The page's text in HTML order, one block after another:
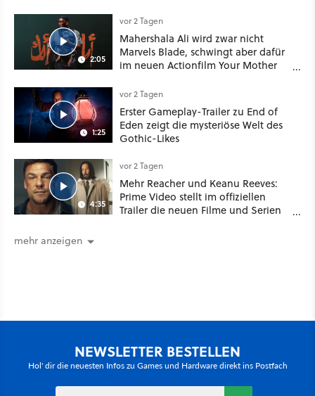
2:05
vor 2 Tagen
Mahershala Ali wird zwar nicht
Marvels Blade, schwingt aber dafür
im neuen Actionfilm Your Mother
Schwert
1:25
vor 2 Tagen
Erster Gameplay-Trailer zu End of
Eden zeigt die mysteriöse Welt des
Gothic-Likes
4:35
vor 2 Tagen
Mehr Reacher und Keanu Reeves:
Prime Video stellt im offiziellen
Trailer die neuen Filme und Serien
mehr anzeigen
NEWSLETTER BESTELLEN
Hol' dir die neuesten Infos zu Games und Hardware direkt ins Postfach